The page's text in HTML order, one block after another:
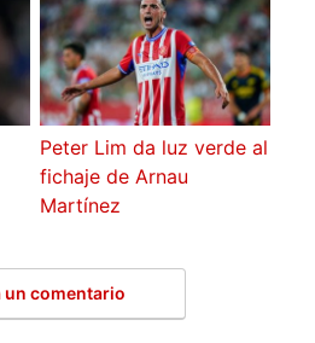
Peter Lim da luz verde al
fichaje de Arnau
Martínez
un comentario